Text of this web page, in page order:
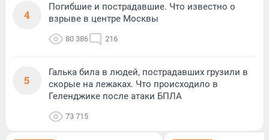
4
Погибшие и пострадавшие. Что известно о
взрыве в центре Москвы
80 386 216
5
Галька била в людей, пострадавших грузили в
скорые на лежаках. Что происходило в
Геленджике после атаки БПЛА
73 715